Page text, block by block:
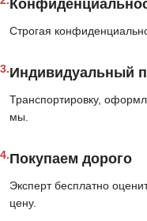
Строгая
3.Индивидуальный
Транспортировку,
мы.
4.Покупаем дорого
Эксперт бесплатно
цену.